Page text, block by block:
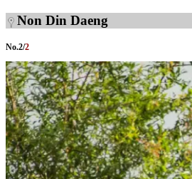
Non Din Daeng
No.2/2